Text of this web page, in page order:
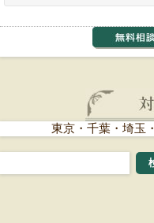
東京・千葉・埼玉